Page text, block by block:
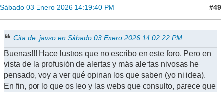
Sábado 03 Enero 2026 14:19:40 PM #49
Cita de: javso en Sábado 03 Enero 2026 14:02:22 PM
Buenas!!! Hace lustros que no escribo en este foro. Pero en
vista de la profusión de alertas y más alertas nivosas he
pensado, voy a ver qué opinan los que saben (yo ni idea).
En fin, por lo que os leo y las webs que consulto, parece que